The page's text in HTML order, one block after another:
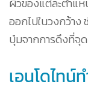
ผิวของแต่ละตำแ
ออกไปในวงกว้าง
บุ๋มจากการดึงที่จุ
เอนโดไทน์